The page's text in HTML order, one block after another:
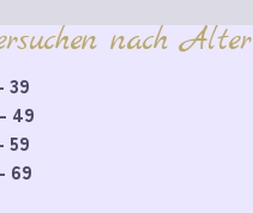
nach Alter
39
49
59
69